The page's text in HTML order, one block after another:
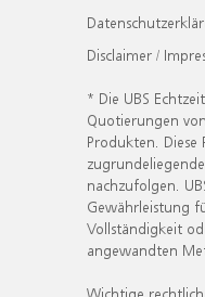
Disclaimer /
* Die UBS
Quotierungen
Produkten. Diese
nachzufolgen.
Gewährleistung
Vollständigkeit
angewandten